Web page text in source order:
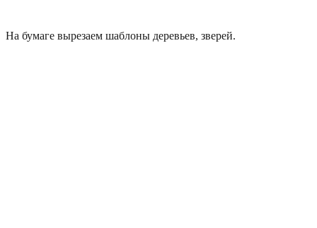
На бумаге вырезаем шаблоны деревьев, зверей.